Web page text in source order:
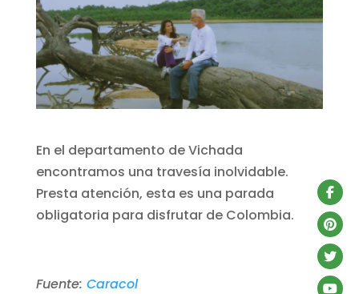
En el departamento de Vichada
encontramos una travesía inolvidable.
Presta atención, esta es una parada
obligatoria para disfrutar de Colombia.
Fuente: Caracol